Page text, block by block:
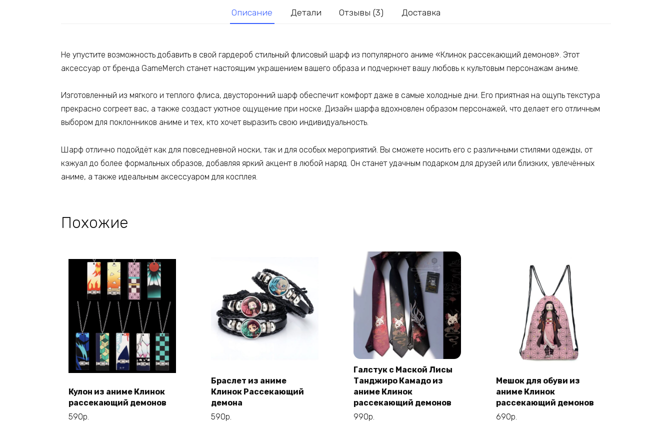
Описание Детали Отзывы (3) Доставка
Не упустите возможность добавить в свой гардероб стильный флисовый шарф из популярного аниме «Клинок рассекающий демонов». Этот
аксессуар от бренда GameMerch станет настоящим украшением вашего образа и подчеркнет вашу любовь к культовым персонажам аниме.
Изготовленный из мягкого и теплого флиса, двусторонний шарф обеспечит комфорт даже в самые холодные дни. Его приятная на ощупь текстура
прекрасно согреет вас, а также создаст уютное ощущение при носке. Дизайн шарфа вдохновлен образом персонажей, что делает его отличным
выбором для поклонников аниме и тех, кто хочет выразить свою индивидуальность.
Шарф отлично подойдёт как для повседневной носки, так и для особых мероприятий. Вы сможете носить его с различными стилями одежды, от
кэжуал до более формальных образов, добавляя яркий акцент в любой наряд. Он станет удачным подарком для друзей или близких, увлечённых
аниме, а также идеальным аксессуаром для косплея.
Похожие
Выберите
параметры
Этот
товар
Кулон из аниме Клинок
рассекающий демонов
590р.
Выберите
параметры
Этот
товар
Браслет из аниме
Клинок Рассекающий
демона
590р.
Выберите
параметры
Этот
товар
имеет
Галстук с Маской Лисы
Танджиро Камадо из
аниме Клинок
рассекающий демонов
990р.
Выберите
параметры
Этот
товар
имеет
Мешок для обуви из
аниме Клинок
рассекающий демонов
690р.